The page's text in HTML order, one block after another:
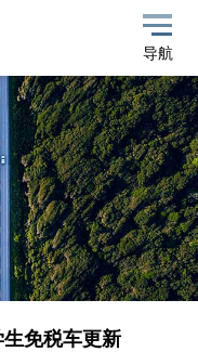
导航
免税车更新